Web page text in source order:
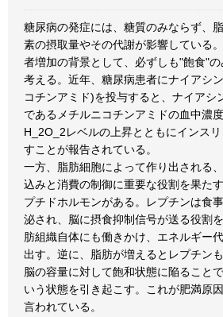
糖尿病の発症には、糖質のみならず、
素の摂取量やその代謝が影響している
者増加の背景として、必ずしも"飽食"
考える。近年、糖尿病患者にナイアシ
コチンアミド)を投与すると、ナイアシ
であるメチルニコチンアミドの血中濃
H_2O_2レベルの上昇とともにインス
すことが報告されている。
一方、脂肪細胞によって作り出される
込みと消費の制御に重要な役割を果た
プチドホルモンがある。レプチンは食
泌され、脳に摂食抑制信号が送る役割
肪組織自体にも働きかけ、エネルギー
出す。逆に、脂肪が増えるとレプチン
脳の容量に対して飽和状態に陥ること
いう状態を引き起こす。これが肥満原
言われている。